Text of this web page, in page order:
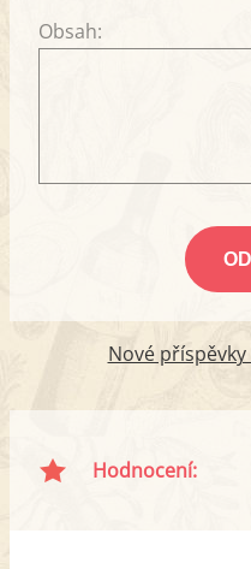
Obsah:
Nové
Hodnocení: